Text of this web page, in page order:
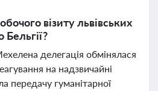
візиту львівських
Бельгії?
делегація обмінялася
на надзвичайні
передачу гуманітарної